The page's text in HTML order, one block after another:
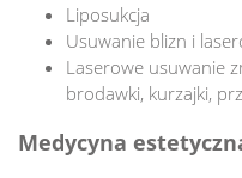
Liposukcja
Usuwanie blizn i
Laserowe usuwanie
brodawki, kurzajki,
Medycyna